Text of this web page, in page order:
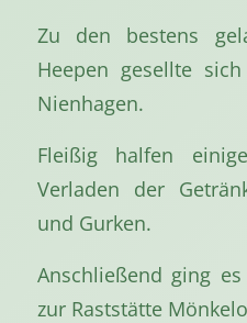
Zu den bestens
Heepen gesellte
Nienhagen.
Fleißig halfen
Verladen der
und Gurken.
Anschließend ging
zur Raststätte